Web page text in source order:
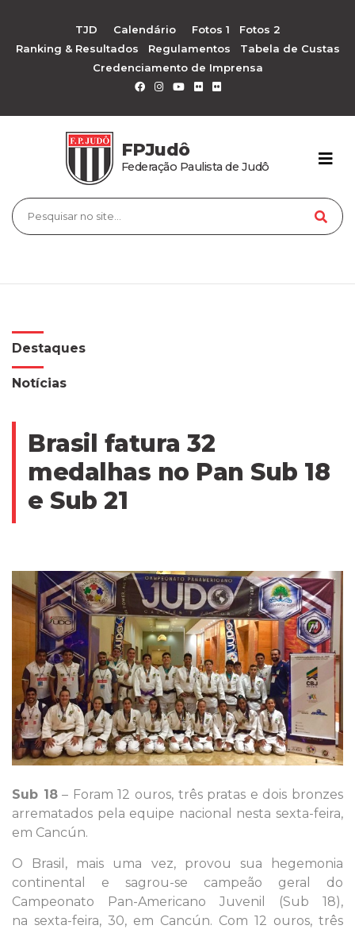
TJD Calendário Fotos 1
Fotos 2
Ranking & Resultados
Regulamentos
Tabela de Custas
Credenciamento de Imprensa
FPJudô
Federação Paulista de Judô
Destaques
Notícias
Brasil fatura 32
medalhas no Pan Sub 18
e Sub 21
Sub 18– Foram 12 ouros, três pratas e dois bronzes
arrematados pela equipe nacional nesta sexta-feira,
em Cancún.
O Brasil, mais uma vez, provou sua hegemonia
continental e sagrou-se campeão geral do
Campeonato Pan-Americano Juvenil (Sub 18),
na sexta-feira, 30, em Cancún. Com 12 ouros, três